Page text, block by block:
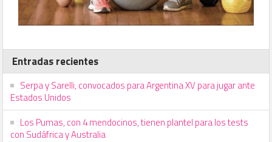
Entradas recientes
Serpa y Sarelli, convocados para Argentina XV para jugar ante
Estados Unidos
Los Pumas, con 4 mendocinos, tienen plantel para los tests
con Sudáfrica y Australia